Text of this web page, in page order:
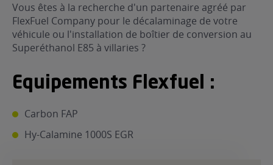
le Décalaminage
du carburant avec
garagiste
garagiste
Vous êtes à la recherche d'un partenaire agréé par
FlexFuel Company pour le décalaminage de votre
véhicule ou l'installation de boîtier de conversion au
Superéthanol E85 à villaries ?
Equipements Flexfuel :
Carbon FAP
Hy-Calamine 1000S EGR